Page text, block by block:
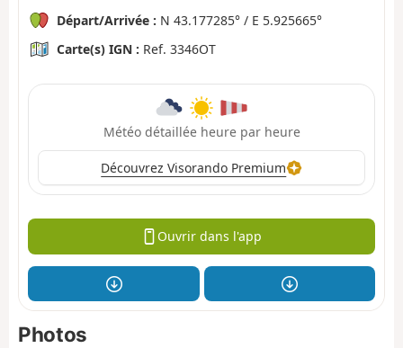
Départ/Arrivée : N 43.177285° / E 5.925665°
Carte(s) IGN : Ref. 3346OT
Météo détaillée heure par heure
Découvrez Visorando Premium
Ouvrir dans l'app
Photos